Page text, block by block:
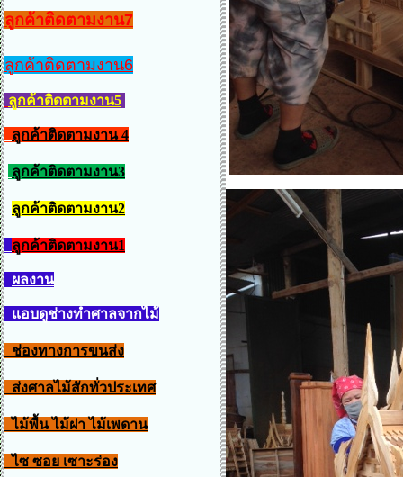
ลูกค้าติดตามงาน7
ลูกค้าติดตามงาน6
ลูกค้าติดตามงาน5
ลูกค้าติดตามงาน 4
ลูกค้าติดตามงาน3
ลูกค้าติดตามงาน2
ลูกค้าติดตามงาน1
ผลงาน
แอบดูช่างทำศาลจากไม้
ช่องทางการขนส่ง
ส่งศาลไม้สักทั่วประเทศ
ไม้พื้น ไม้ฝา ไม้เพดาน
ไซ ซอย เซาะร่อง